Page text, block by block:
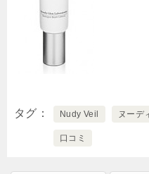
タグ Nudy Veil ヌーデ
口コミ